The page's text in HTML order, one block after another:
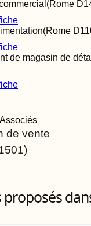
(Rome
(Rome
de magasin de
de vente
)
proposés